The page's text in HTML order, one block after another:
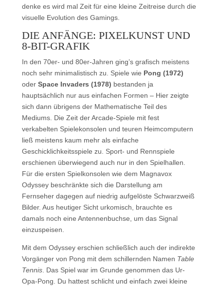
denke es wird mal Zeit für eine kleine Zeitreise durch die
visuelle Evolution des Gamings.
DIE ANFÄNGE: PIXELKUNST UND
8-BIT-GRAFIK
In den 70er- und 80er-Jahren ging’s grafisch meistens
noch sehr minimalistisch zu. Spiele wie Pong (1972)
oder Space Invaders (1978) bestanden ja
hauptsächlich nur aus einfachen Formen – Hier zeigte
sich dann übrigens der Mathematische Teil des
Mediums. Die Zeit der Arcade-Spiele mit fest
verkabelten Spielekonsolen und teuren Heimcomputern
ließ meistens kaum mehr als einfache
Geschicklichkeitsspiele zu. Sport- und Rennspiele
erschienen überwiegend auch nur in den Spielhallen.
Für die ersten Spielkonsolen wie dem Magnavox
Odyssey beschränkte sich die Darstellung am
Fernseher dagegen auf niedrig aufgelöste Schwarzweiß
Bilder. Aus heutiger Sicht urkomisch, brauchte es
damals noch eine Antennenbuchse, um das Signal
einzuspeisen.
Mit dem Odyssey erschien schließlich auch der indirekte
Vorgänger von Pong mit dem schillernden Namen Table
Tennis. Das Spiel war im Grunde genommen das Ur-
Opa-Pong. Du hattest schlicht und einfach zwei kleine